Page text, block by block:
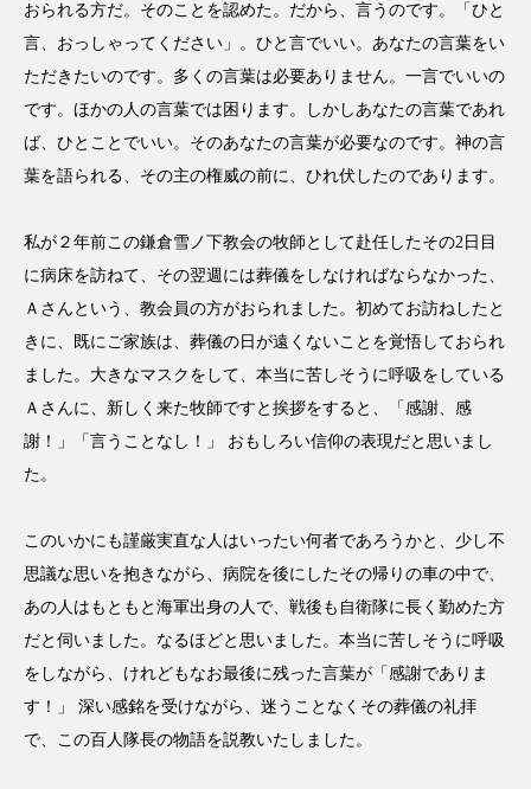
おられる方だ。そのことを認めた。だから、言うのです。「ひと
言、おっしゃってください」。ひと言でいい。あなたの言葉をい
ただきたいのです。多くの言葉は必要ありません。一言でいいの
です。ほかの人の言葉では困ります。しかしあなたの言葉であれ
ば、ひとことでいい。そのあなたの言葉が必要なのです。神の言
葉を語られる、その主の権威の前に、ひれ伏したのであります。
私が２年前この鎌倉雪ノ下教会の牧師として赴任したその2日目
に病床を訪ねて、その翌週には葬儀をしなければならなかった、
Ａさんという、教会員の方がおられました。初めてお訪ねしたと
きに、既にご家族は、葬儀の日が遠くないことを覚悟しておられ
ました。大きなマスクをして、本当に苦しそうに呼吸をしている
Ａさんに、新しく来た牧師ですと挨拶をすると、「感謝、感
謝！」「言うことなし！」 おもしろい信仰の表現だと思いまし
た。
このいかにも謹厳実直な人はいったい何者であろうかと、少し不
思議な思いを抱きながら、病院を後にしたその帰りの車の中で、
あの人はもともと海軍出身の人で、戦後も自衛隊に長く勤めた方
だと伺いました。なるほどと思いました。本当に苦しそうに呼吸
をしながら、けれどもなお最後に残った言葉が「感謝でありま
す！」 深い感銘を受けながら、迷うことなくその葬儀の礼拝
で、この百人隊長の物語を説教いたしました。